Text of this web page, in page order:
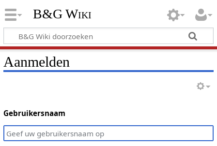
B&G Wiki
Aanmelden
Gebruikersnaam